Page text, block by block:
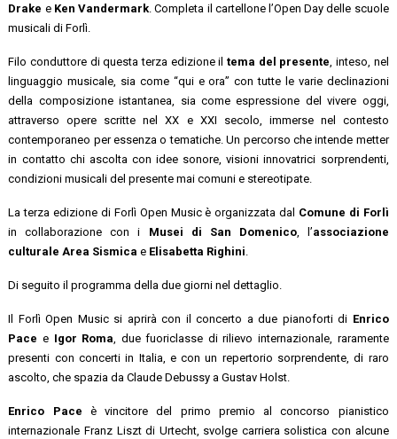
Drake e Ken Vandermark . Completa il cartellone l’Open Day delle scuole
musicali di Forlì.
Filo conduttore di questa terza edizione il tema del presente , inteso, nel
linguaggio musicale, sia come “qui e ora” con tutte le varie declinazioni
della composizione istantanea, sia come espressione del vivere oggi,
attraverso opere scritte nel XX e XXI secolo, immerse nel contesto
contemporaneo per essenza o tematiche. Un percorso che intende metter
in contatto chi ascolta con idee sonore, visioni innovatrici sorprendenti,
condizioni musicali del presente mai comuni e stereotipate.
La terza edizione di Forlì Open Music è organizzata dal Comune di Forlì
in collaborazione con i Musei di San Domenico, l’associazione
culturale Area Sismica e Elisabetta Righini
Di seguito il programma della due giorni nel dettaglio.
Il Forlì Open Music si aprirà con il concerto a due pianoforti di Enrico
Pacee Igor Roma , due fuoriclasse di rilievo internazionale, raramente
presenti con concerti in Italia, e con un repertorio sorprendente, di raro
ascolto, che spazia da Claude Debussy a Gustav Holst.
Enrico Pace è vincitore del primo premio al concorso pianistico
internazionale Franz Liszt di Urtecht, svolge carriera solistica con alcune